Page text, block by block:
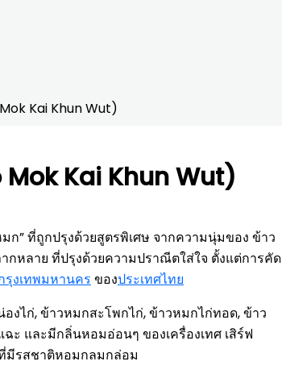
Kai Khun Wut)
Kai Khun Wut)
” ที่ถูกปรุงด้วยสูตรพิเศษ จากความนุ่มของ ข้าว
กหลาย ที่ปรุงด้วยความปราณีตใส่ใจ ตั้งแต่การคัด
รุงเทพมหานคร ของประเทศไทย
ไก่, ข้าวหมกสะโพกไก่, ข้าวหมกไก่ทอด, ข้าว
และมีกลิ่นหอมอ่อนๆ ของเครื่องเทศ เสิร์ฟ
มีรสชาติหอมกลมกล่อม